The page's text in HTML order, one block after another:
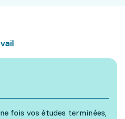
fois vos études terminées,